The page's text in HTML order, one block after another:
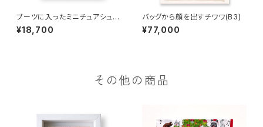
ブーツに入ったミニチュアシュナ
ウザー
¥18,700
バッグから顔を出すチワワ(B3)
¥77,000
その他の商品